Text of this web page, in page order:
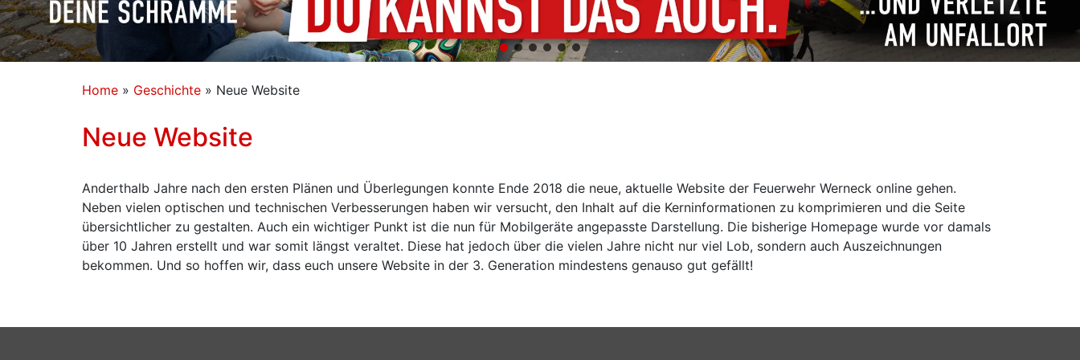
Home » Geschichte » Neue Website
Neue Website
Anderthalb Jahre nach den ersten Plänen und Überlegungen konnte Ende 2018 die neue, aktuelle Website der Feuerwehr Werneck online gehen.
Neben vielen optischen und technischen Verbesserungen haben wir versucht, den Inhalt auf die Kerninformationen zu komprimieren und die Seite
übersichtlicher zu gestalten. Auch ein wichtiger Punkt ist die nun für Mobilgeräte angepasste Darstellung. Die bisherige Homepage wurde vor damals
über 10 Jahren erstellt und war somit längst veraltet. Diese hat jedoch über die vielen Jahre nicht nur viel Lob, sondern auch Auszeichnungen
bekommen. Und so hoffen wir, dass euch unsere Website in der 3. Generation mindestens genauso gut gefällt!